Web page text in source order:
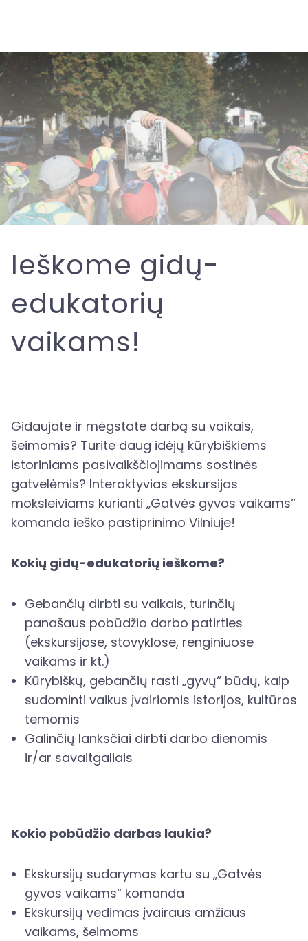
Ieškome gidų-
edukatorių
vaikams!
Gidaujate ir mėgstate darbą su vaikais,
šeimomis? Turite daug idėjų kūrybiškiems
istoriniams pasivaikščiojimams sostinės
gatvelėmis? Interaktyvias ekskursijas
moksleiviams kurianti „Gatvės gyvos vaikams“
komanda ieško pastiprinimo Vilniuje!
Kokių gidų-edukatorių ieškome?
Gebančių dirbti su vaikais, turinčių
panašaus pobūdžio darbo patirties
(ekskursijose, stovyklose, renginiuose
vaikams ir kt.)
Kūrybiškų, gebančių rasti „gyvų“ būdų, kaip
sudominti vaikus įvairiomis istorijos, kultūros
temomis
Galinčių lanksčiai dirbti darbo dienomis
ir/ar savaitgaliais
Kokio pobūdžio darbas laukia?
Ekskursijų sudarymas kartu su „Gatvės
gyvos vaikams“ komanda
Ekskursijų vedimas įvairaus amžiaus
vaikams, šeimoms